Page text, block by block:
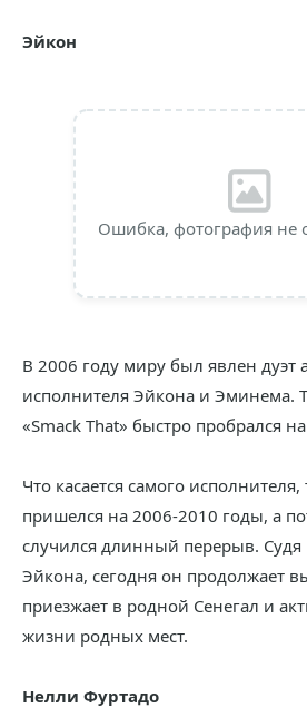
Эйкон
Ошибка, фотография не
В 2006 году миру был явлен дуэт
исполнителя Эйкона и Эминема.
«Smack That» быстро пробрался
Что касается самого
пришелся на 2006-2010 годы, а
случился длинный перерыв. Судя
Эйкона, сегодня он продолжает
приезжает в родной Сенегал и
жизни родных мест.
Нелли Фуртадо